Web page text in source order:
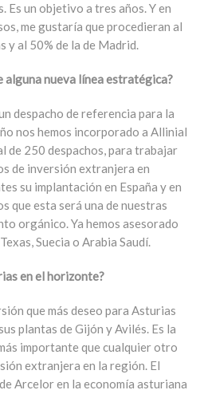
un objetivo a tres años. Y en
me gustaría que procedieran al
y al 50% de la de Madrid.
alguna nueva línea estratégica?
despacho de referencia para la
nos hemos incorporado a Allinial
de 250 despachos, para trabajar
de inversión extranjera en
su implantación en España y en
que esta será una de nuestras
orgánico. Ya hemos asesorado
Suecia o Arabia Saudí.
en el horizonte?
que más deseo para Asturias
plantas de Gijón y Avilés. Es la
importante que cualquier otro
extranjera en la región. El
Arcelor en la economía asturiana